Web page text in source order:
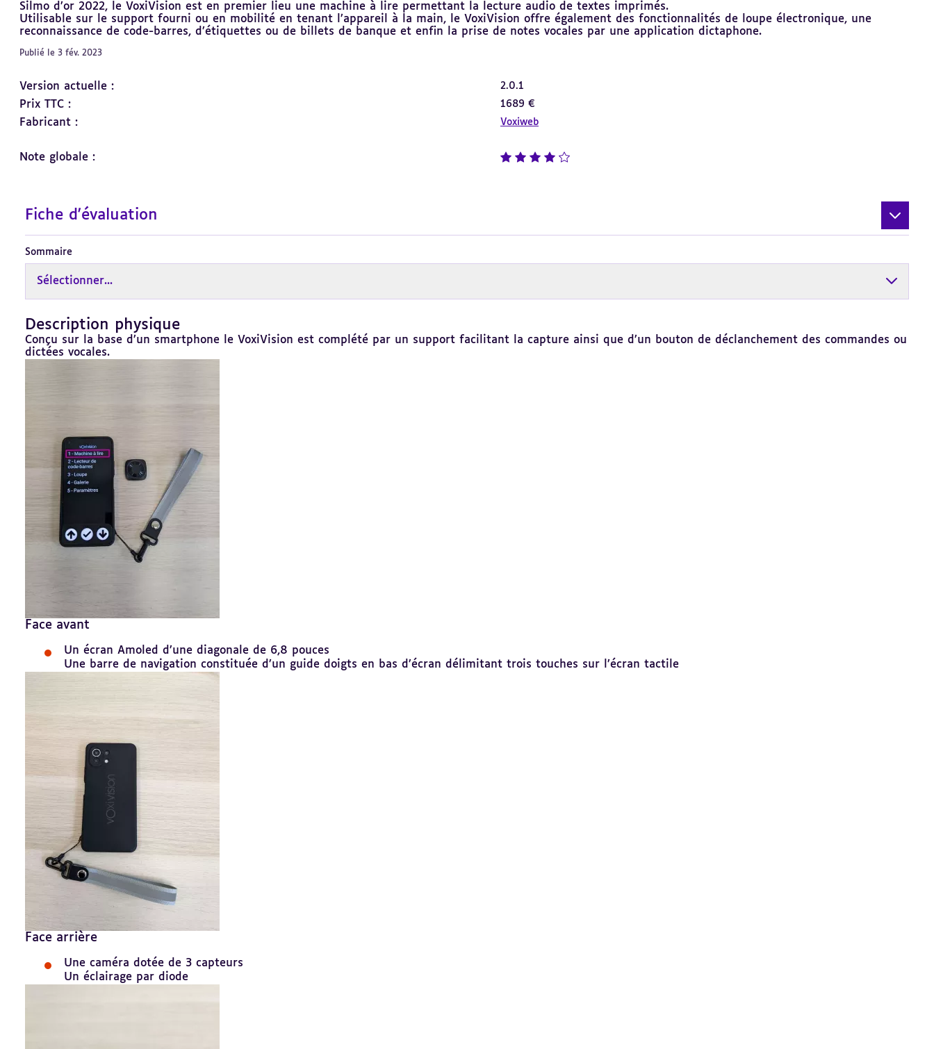
Silmo d’or 2022, le VoxiVision est en premier lieu une machine à lire permettant la lecture audio de textes imprimés.
Utilisable sur le support fourni ou en mobilité en tenant l’appareil à la main, le VoxiVision offre également des fonctionnalités de loupe électronique, une
reconnaissance de code-barres, d’étiquettes ou de billets de banque et enfin la prise de notes vocales par une application dictaphone.
Publié le 3 fév. 2023
Version actuelle : 2.0.1
Prix TTC : 1689 €
Fabricant : Voxiweb
Note globale : note : 4 sur 5
Fiche d'évaluation
Sommaire
Sélectionner...
Description physique
Conçu sur la base d’un smartphone le VoxiVision est complété par un support facilitant la capture ainsi que d’un bouton de déclanchement des commandes ou
dictées vocales.
Face avant
Un écran Amoled d’une diagonale de 6,8 pouces
Une barre de navigation constituée d’un guide doigts en bas d’écran délimitant trois touches sur l’écran tactile
Face arrière
Une caméra dotée de 3 capteurs
Un éclairage par diode
Revenir
au
sommaire